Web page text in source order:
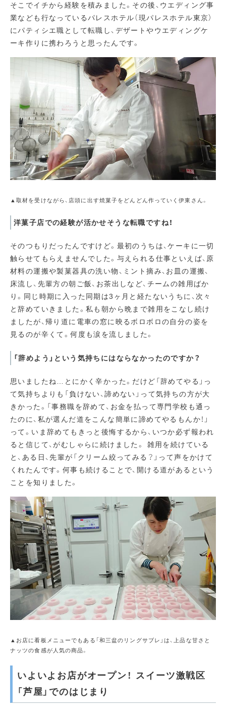
そこでイチから経験を積みました。その後、ウエディング事
業なども行なっているパレスホテル（現パレスホテル東京）
にパティシエ職として転職し、デザートやウエディングケ
ーキ作りに携わろうと思ったんです。
▲取材を受けながら、店頭に出す焼菓子をどんどん作っていく伊東さん。
洋菓子店での経験が活かせそうな転職ですね！
そのつもりだったんですけど。最初のうちは、ケーキに一切
触らせてもらえませんでした。与えられる仕事といえば、原
材料の運搬や製菓器具の洗い物、ミント摘み、お皿の運搬、
床流し、先輩方の朝ご飯、お茶出しなど、チームの雑用ばか
り。同じ時期に入った同期は3ヶ月と経たないうちに、次々
と辞めていきました。私も朝から晩まで雑用をこなし続け
ましたが、帰り道に電車の窓に映るボロボロの自分の姿を
見るのが辛くて。何度も涙を流しました。
「辞めよう」という気持ちにはならなかったのですか？
思いましたね…とにかく辛かった。だけど「辞めてやる」っ
て気持ちよりも「負けない、諦めない」って気持ちの方が大
きかった。「事務職を辞めて、お金を払って専門学校も通っ
たのに、私が選んだ道をこんな簡単に諦めてやるもんか！」
って。いま辞めてもきっと後悔するから、いつか必ず報われ
ると信じて、がむしゃらに続けました。 雑用を続けている
と、ある日、先輩が「クリーム絞ってみる？」って声をかけて
くれたんです。何事も続けることで、開ける道があるという
ことを知りました。
▲お店に看板メニューでもある「和三盆のリングサブレ」は、上品な甘さと
ナッツの食感が人気の商品。
いよいよお店がオープン！ スイーツ激戦区
「芦屋」でのはじまり